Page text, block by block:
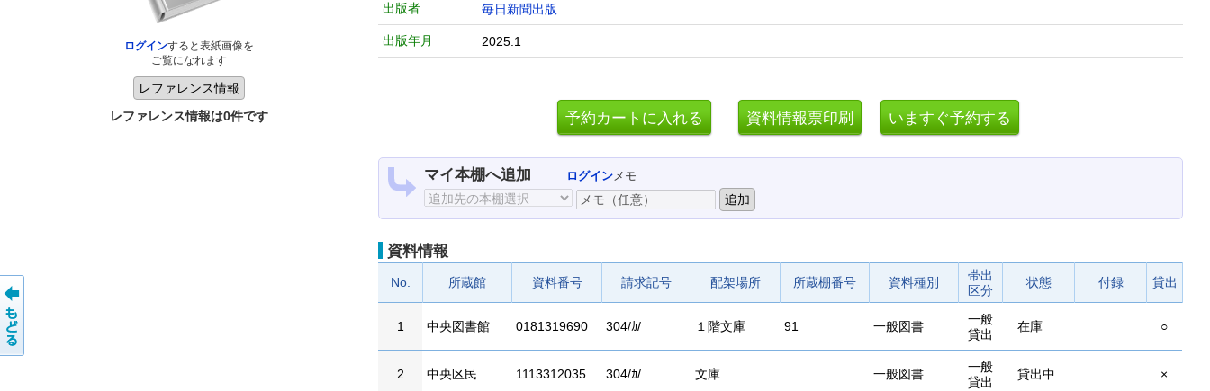
ログインすると表紙画像を
ご覧になれます
レファレンス情報は0件です
出版者 毎日新聞出版
出版年月 2025.1
マイ本棚へ追加 ログインメモ
資料情報
No. 所蔵館 資料番号 請求記号 配架場所 所蔵棚番号 資料種別
帯出
区分
状態 付録 貸出
1 中央図書館 0181319690 304/ｶ/ １階文庫 91 一般図書
一般
貸出
在庫 ○
2 中央区民 1113312035 304/ｶ/ 文庫 一般図書
一般
貸出
貸出中 ×